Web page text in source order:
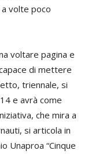
volte poco
voltare pagina e
di mettere
triennale, si
e avrà come
che mira a
si articola in
Unaproa “Cinque